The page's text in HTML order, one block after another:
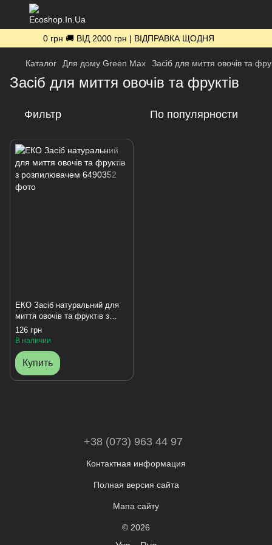
0 грн 🚚 ВІД 2000 грн | ВІДПРАВКА ЩОДНЯ
Каталог Для дому Green Max Засіб для миття овочів та
Засіб для миття овочів та фруктів
Фильтр По популярности
EКО Засіб натуральний для
миття овочів та фруктів з
розпилювачем
126 грн
В наличии
Купить
+38 (073) 963 44 97
Контактная информация
Полная версия сайта
Мапа сайту
© 2026